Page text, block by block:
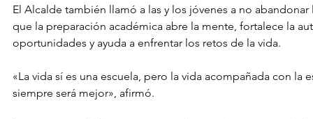
El Alcalde también llamó a las y los jóvenes a no abandonar
que la preparación académica abre la mente, fortalece la
oportunidades y ayuda a enfrentar los retos de la vida.
«La vida sí es una escuela, pero la vida acompañada con la
siempre será mejor», afirmó.